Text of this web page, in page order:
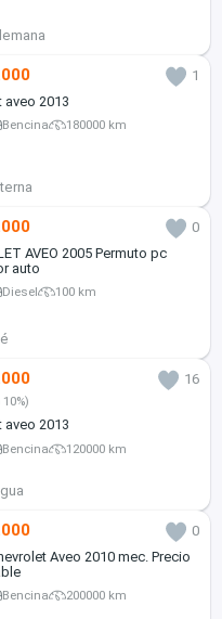
1
aveo 2013
Bencina 180000 km
0
AVEO 2005 Permuto pc
auto
Diesel 100 km
16
aveo 2013
Bencina 120000 km
0
Aveo 2010 mec. Precio
Bencina 200000 km